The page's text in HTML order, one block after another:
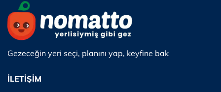
Gezeceğin yeri seçi, planını yap, keyfine bak
İLETİŞİM